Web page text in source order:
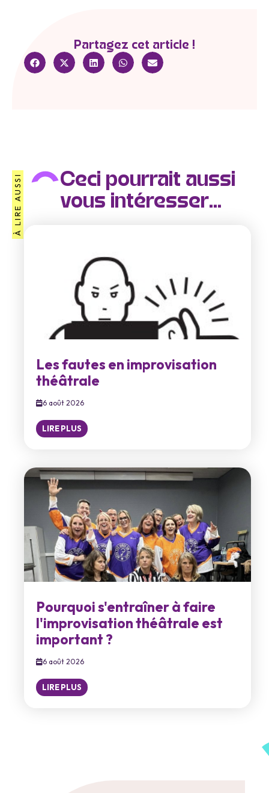
Partagez cet article !
À LIRE AUSSI
Ceci pourrait aussi
vous intéresser...
Les fautes en improvisation
théâtrale
6 août 2026
LIRE PLUS
Pourquoi s'entraîner à faire
l'improvisation théâtrale est
important ?
6 août 2026
LIRE PLUS